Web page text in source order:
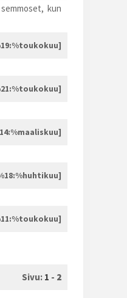
kun
Sivu: 1 - 2